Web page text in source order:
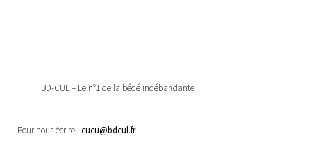
BD-CUL – Le n°1 de la bédé indébandante
Pour nous écrire : cucu@bdcul.fr